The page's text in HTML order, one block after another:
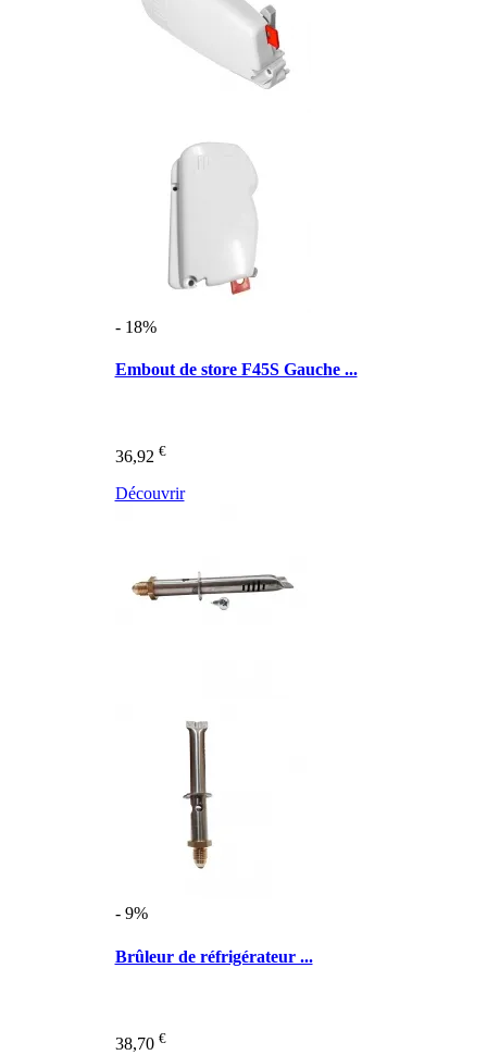
- 18%
Embout de store F45S Gauche ...
36,92 €
Découvrir
- 9%
Brûleur de réfrigérateur ...
38,70 €